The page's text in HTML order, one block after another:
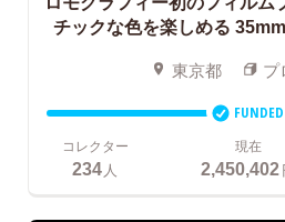
チックな色を楽しめる 35mm
東京都 プ
FUNDED
コレクター
234 人
現在
2,450,402